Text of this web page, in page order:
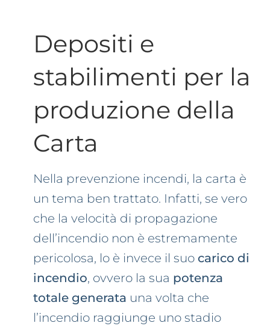
Depositi e
stabilimenti per la
produzione della
Carta
Nella prevenzione incendi, la carta è
un tema ben trattato. Infatti, se vero
che la velocità di propagazione
dell’incendio non è estremamente
pericolosa, lo è invece il suo carico di
incendio, ovvero la sua potenza
totale generata una volta che
l’incendio raggiunge uno stadio